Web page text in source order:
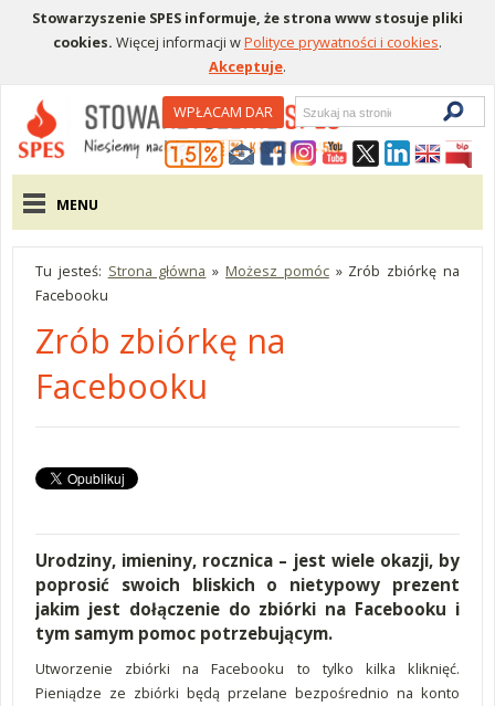
Stowarzyszenie SPES informuje, że strona www stosuje pliki
cookies. Więcej informacji wPolityce prywatności i cookies.
Akceptuje.
Menu pomocniczeWPŁACAM DAR
Wyszukiwarka
Menu główne
MENU
Tu jesteś: Strona główna » Możesz pomóc» Zrób zbiórkę na
Facebooku
Zrób zbiórkę na
Facebooku
Urodziny, imieniny, rocznica – jest wiele okazji, by
poprosić swoich bliskich o nietypowy prezent
jakim jest dołączenie do zbiórki na Facebooku i
tym samym pomoc potrzebującym.
Utworzenie zbiórki na Facebooku to tylko kilka kliknięć.
Pieniądze ze zbiórki będą przelane bezpośrednio na konto